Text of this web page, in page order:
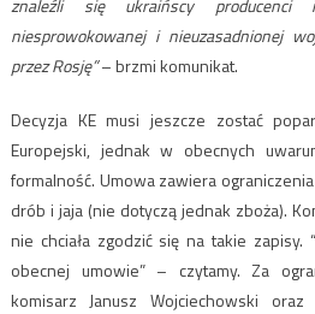
znaleźli się ukraińscy
niesprowokowanej i nieuzasadnionej
przez Rosję”– brzmi komunikat.
Decyzja KE musi jeszcze zostać
Europejski, jednak w obecnych
formalność. Umowa zawiera
drób i jaja (nie dotyczą jednak zboża).
nie chciała zgodzić się na takie
obecnej umowie” – czytamy. Za
komisarz Janusz Wojciechowski oraz